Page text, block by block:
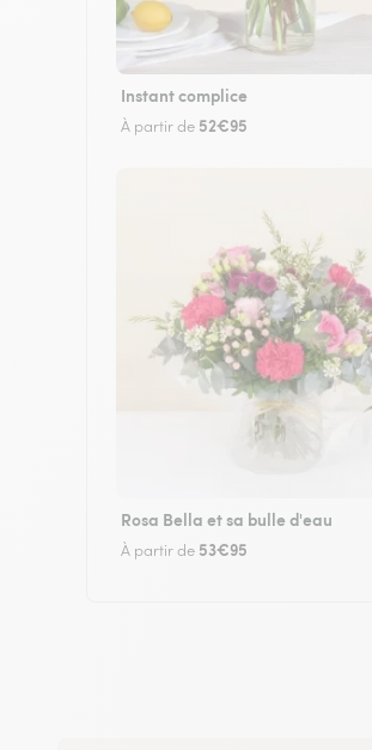
Instant complice
À partir de 52€95
Rosa Bella et sa bulle d'eau
À partir de 53€95